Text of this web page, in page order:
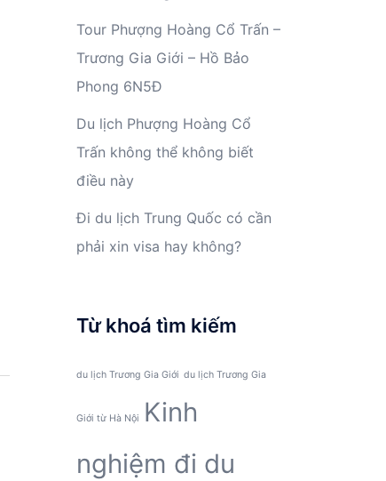
Tour Phượng Hoàng Cổ Trấn –
Trương Gia Giới – Hồ Bảo
Phong 6N5Đ
Du lịch Phượng Hoàng Cổ
Trấn không thể không biết
điều này
Đi du lịch Trung Quốc có cần
phải xin visa hay không?
Từ khoá tìm kiếm
du lịch Trương Gia Giới du lịch Trương Gia
Giới từ Hà Nội
Kinh
nghiệm đi du